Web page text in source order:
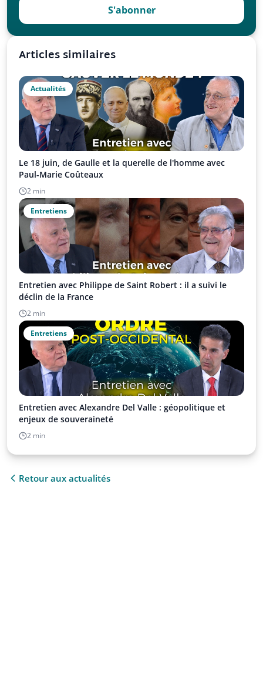
S'abonner
Articles similaires
Actualités
Le 18 juin, de Gaulle et la querelle de l'homme avec
Paul-Marie Coûteaux
2 min
Entretiens
Entretien avec Philippe de Saint Robert : il a suivi le
déclin de la France
2 min
Entretiens
Entretien avec Alexandre Del Valle : géopolitique et
enjeux de souveraineté
2 min
Retour aux actualités